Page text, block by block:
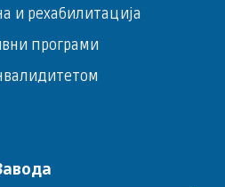
и рехабилитација
програми